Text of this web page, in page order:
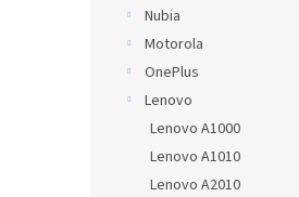
Nubia
Motorola
OnePlus
Lenovo
Lenovo A1000
Lenovo A1010
Lenovo A2010